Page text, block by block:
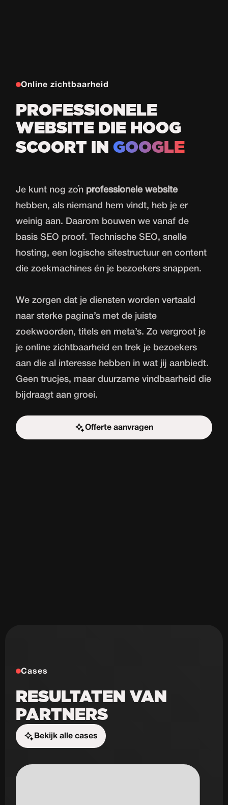
Online zichtbaarheid
PROFESSIONELE
WEBSITE DIE HOOG
SCOORT INGOOGLE
Je kunt nog zo’n professionele website
hebben, als niemand hem vindt, heb je er
weinig aan. Daarom bouwen we vanaf de
basis SEO proof. Technische SEO, snelle
hosting, een logische sitestructuur en content
die zoekmachines én je bezoekers snappen.
We zorgen dat je diensten worden vertaald
naar sterke pagina’s met de juiste
zoekwoorden, titels en meta’s. Zo vergroot je
je online zichtbaarheid en trek je bezoekers
aan die al interesse hebben in wat jij aanbiedt.
Geen trucjes, maar duurzame vindbaarheid die
bijdraagt aan groei.
Offerte aanvragen
Start de uitdaging
Cases
RESULTATEN VAN
PARTNERS
Bekijk alle cases
Start de uitdaging